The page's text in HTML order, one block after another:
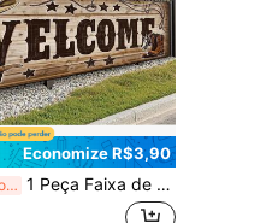
Economize R$3,90
Últimos 3 dias 1 Peça Faixa de Boas-Vindas Estilo Cowboy Ocidental, Impressa com Padrões de Chapéu de Cowboy, Esporas e Botas de Cowboy, Adequada para Festa de Aniversário, Casamento com Tema Cowboy, Festival de Música Country, Decoração de Varanda/Entrada Externa e Decoração Interna de Casa